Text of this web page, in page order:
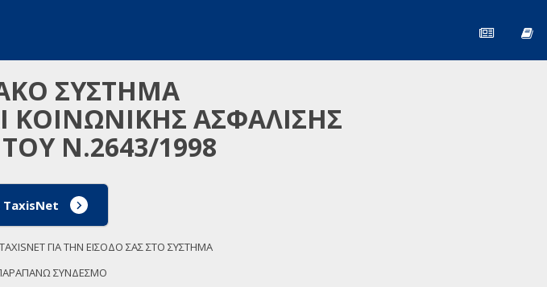
ΣΥΣΤΗΜΑ
ΚΟΙΝΩΝΙΚΗΣ ΑΣΦΑΛΙΣΗΣ
Ν.2643/1998
TaxisNet
ΓΙΑ ΤΗΝ ΕΙΣΟΔΟ ΣΑΣ ΣΤΟ ΣΥΣΤΗΜΑ
ΣΥΝΔΕΣΜΟ